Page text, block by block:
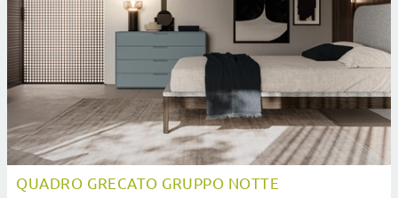
QUADRO GRECATO GRUPPO NOTTE